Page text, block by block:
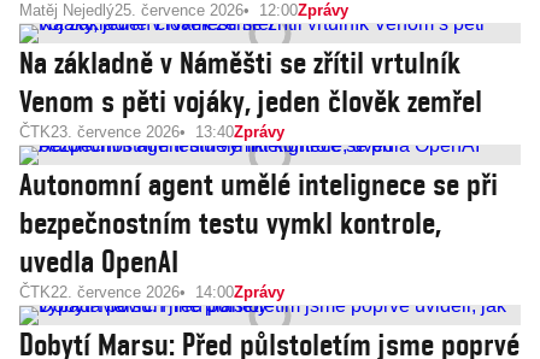
Matěj Nejedlý25. července 2026 12:00Zprávy
Na základně v Náměšti se zřítil vrtulník
Venom s pěti vojáky, jeden člověk zemřel
ČTK23. července 2026 13:40Zprávy
Autonomní agent umělé intelignece se při
bezpečnostním testu vymkl kontrole,
uvedla OpenAI
ČTK22. července 2026 14:00Zprávy
Dobytí Marsu: Před půlstoletím jsme poprvé